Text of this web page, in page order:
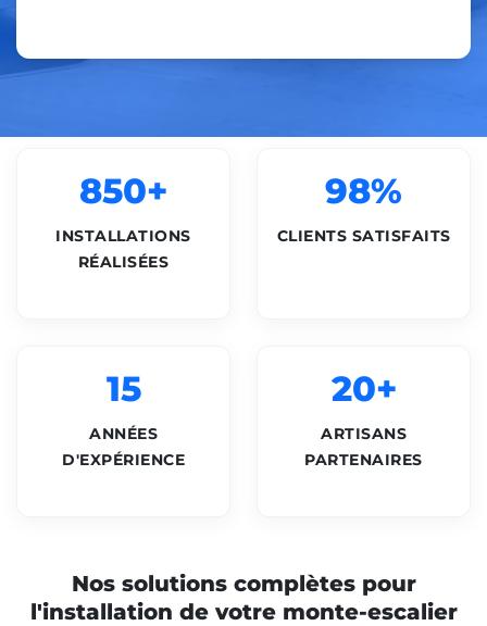
850+
INSTALLATIONS
RÉALISÉES
98%
CLIENTS SATISFAITS
15
ANNÉES
D'EXPÉRIENCE
20+
ARTISANS
PARTENAIRES
Nos solutions complètes pour
l'installation de votre monte-escalier